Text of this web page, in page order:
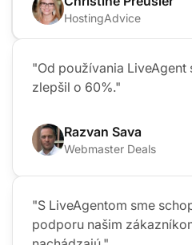
podporu."
Christine Preusler
HostingAdvice
"Od používania LiveAgent
zlepšil o 60%."
Webmaster Deals